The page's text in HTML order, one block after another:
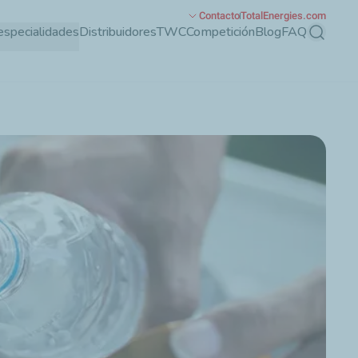
DistribuidoresTWCCompeticiónBlogFAQ Buscar
ContactoTotalEnergies.com